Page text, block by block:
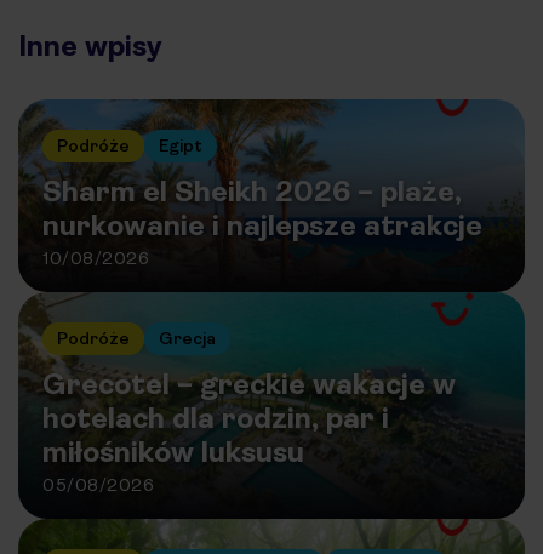
Inne wpisy
Podróże Egipt
Sharm el Sheikh 2026 – plaże,
nurkowanie i najlepsze atrakcje
10/08/2026
Podróże Grecja
Grecotel – greckie wakacje w
hotelach dla rodzin, par i
miłośników luksusu
05/08/2026